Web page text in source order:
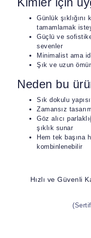
Günlük
tamamlamak
Güçlü ve
sevenler
Minimalist ama
Şık ve uzun
Neden bu
Sık dokulu
Zamansız
Göz alıcı
şıklık sunar
Hem tek başına
kombinlenebilir
Hızlı ve Güvenli